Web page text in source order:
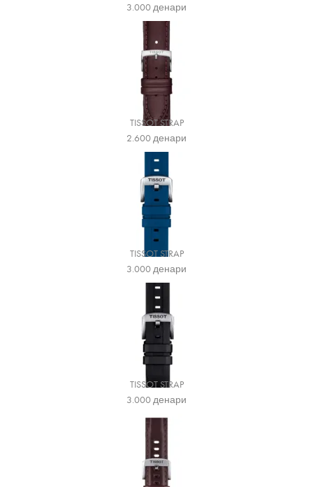
3.000денари
TISSOT STRAP
2.600денари
TISSOT STRAP
3.000денари
TISSOT STRAP
3.000денари